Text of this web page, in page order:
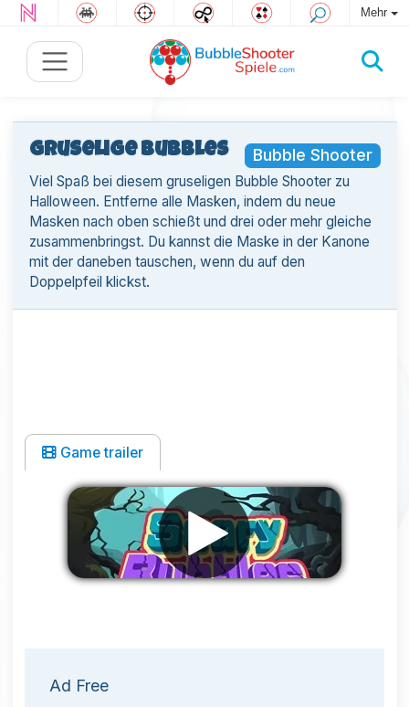
Mehr
Bubble Shooter
Gruselige Bubbles
Viel Spaß bei diesem gruseligen Bubble Shooter zu
Halloween. Entferne alle Masken, indem du neue
Masken nach oben schießt und drei oder mehr gleiche
zusammenbringst. Du kannst die Maske in der Kanone
mit der daneben tauschen, wenn du auf den
Doppelpfeil klickst.
Game trailer
Ad Free